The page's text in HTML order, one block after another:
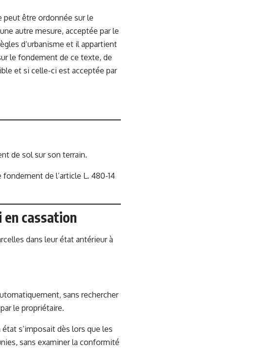
peut être ordonnée sur le
autre mesure, acceptée par le
d’urbanisme et il appartient
le fondement de ce texte, de
et si celle-ci est acceptée par
de sol sur son terrain.
de l’article L. 480-14
en cassation
dans leur état antérieur à
sans rechercher
le propriétaire.
état s’imposait dès lors que les
sans examiner la conformité